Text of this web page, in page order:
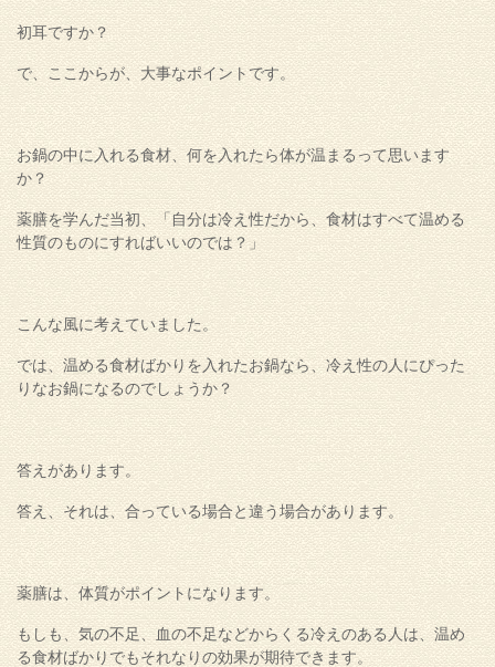
初耳ですか？
で、ここからが、大事なポイントです。
お鍋の中に入れる食材、何を入れたら体が温まるって思います
か？
薬膳を学んだ当初、「自分は冷え性だから、食材はすべて温める
性質のものにすればいいのでは？」
こんな風に考えていました。
では、温める食材ばかりを入れたお鍋なら、冷え性の人にぴった
りなお鍋になるのでしょうか？
答えがあります。
答え、それは、合っている場合と違う場合があります。
薬膳は、体質がポイントになります。
もしも、気の不足、血の不足などからくる冷えのある人は、温め
る食材ばかりでもそれなりの効果が期待できます。